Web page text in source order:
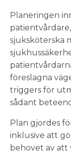
Planeringen
sjuksköterska
föreslagna
triggers för
sådant
Plan gjordes
inklusive att
behovet av